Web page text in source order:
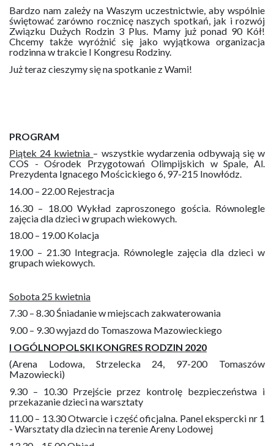
Bardzo nam zależy na Waszym uczestnictwie, aby wspólnie
świętować zarówno rocznicę naszych spotkań, jak i rozwój
Związku Dużych Rodzin 3 Plus. Mamy już ponad 90 Kół!
Chcemy także wyróżnić się jako wyjątkowa organizacja
rodzinna w trakcie I Kongresu Rodziny.
Już teraz cieszymy się na spotkanie z Wami!
PROGRAM
Piątek 24 kwietnia – wszystkie wydarzenia odbywają się w
COS - Ośrodek Przygotowań Olimpijskich w Spale, Al.
Prezydenta Ignacego Mościckiego 6, 97-215 Inowłódz.
14.00 – 22.00 Rejestracja
16.30 – 18.00 Wykład zaproszonego gościa. Równolegle
zajęcia dla dzieci w grupach wiekowych.
18.00 – 19.00 Kolacja
19.00 – 21.30 Integracja. Równolegle zajęcia dla dzieci w
grupach wiekowych.
Sobota 25 kwietnia
7.30 – 8.30 Śniadanie w miejscach zakwaterowania
9.00 – 9.30 wyjazd do Tomaszowa Mazowieckiego
I OGÓLNOPOLSKI KONGRES RODZIN 2020
(Arena Lodowa, Strzelecka 24, 97-200 Tomaszów
Mazowiecki)
9.30 – 10.30 Przejście przez kontrolę bezpieczeństwa i
przekazanie dzieci na warsztaty
11.00 – 13.30 Otwarcie i część oficjalna. Panel ekspercki nr 1
- Warsztaty dla dziecin na terenie Areny Lodowej